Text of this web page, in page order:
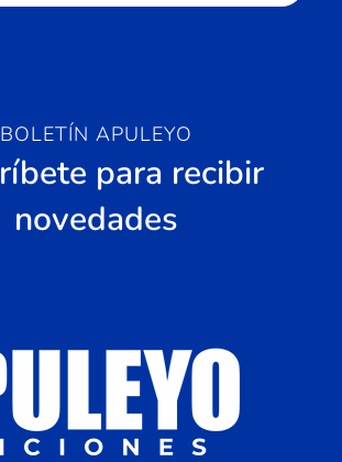
BOLETÍN APULEYO
para recibir
novedades